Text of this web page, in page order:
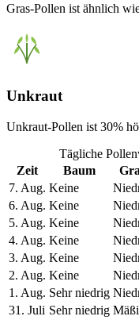
Gras-Pollen ist ähnlich
Unkraut
Unkraut-Pollen ist 30%
Tägliche
Zeit
Baum
7. Aug. Keine
6. Aug. Keine
5. Aug. Keine
4. Aug. Keine
3. Aug. Keine
2. Aug. Keine
1. Aug. Sehr niedrig
31. Juli Sehr niedrig